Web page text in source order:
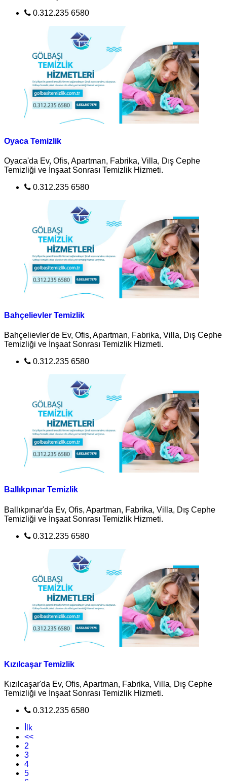
0.312.235 6580
Oyaca Temizlik
Oyaca'da Ev, Ofis, Apartman, Fabrika, Villa, Dış Cephe
Temizliği ve İnşaat Sonrası Temizlik Hizmeti.
0.312.235 6580
Bahçelievler Temizlik
Bahçelievler'de Ev, Ofis, Apartman, Fabrika, Villa, Dış Cephe
Temizliği ve İnşaat Sonrası Temizlik Hizmeti.
0.312.235 6580
Ballıkpınar Temizlik
Ballıkpınar'da Ev, Ofis, Apartman, Fabrika, Villa, Dış Cephe
Temizliği ve İnşaat Sonrası Temizlik Hizmeti.
0.312.235 6580
Kızılcaşar Temizlik
Kızılcaşar'da Ev, Ofis, Apartman, Fabrika, Villa, Dış Cephe
Temizliği ve İnşaat Sonrası Temizlik Hizmeti.
0.312.235 6580
İlk
<<
2
3
4
5